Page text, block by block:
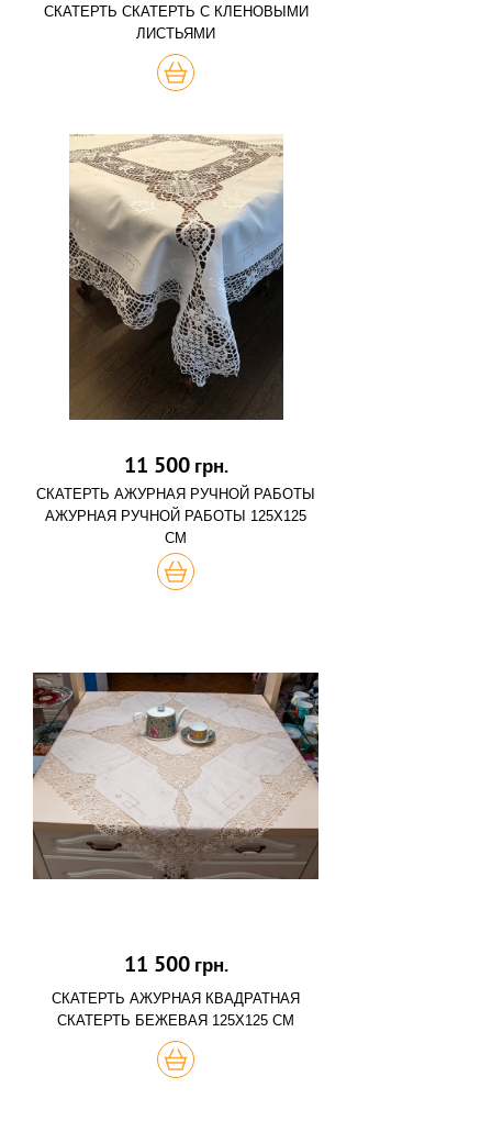
СКАТЕРТЬ СКАТЕРТЬ С КЛЕНОВЫМИ
ЛИСТЬЯМИ
КУПИТЬ
11 500грн.
СКАТЕРТЬ АЖУРНАЯ РУЧНОЙ РАБОТЫ
АЖУРНАЯ РУЧНОЙ РАБОТЫ 125Х125
СМ
КУПИТЬ
11 500грн.
СКАТЕРТЬ АЖУРНАЯ КВАДРАТНАЯ
СКАТЕРТЬ БЕЖЕВАЯ 125Х125 СМ
КУПИТЬ